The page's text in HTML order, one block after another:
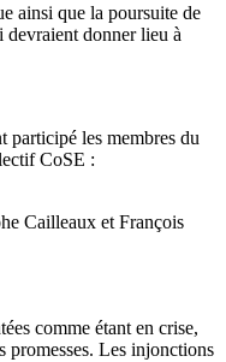
ainsi que la poursuite de
devraient donner lieu à
participé les membres du
CoSE :
Cailleaux et François
comme étant en crise,
promesses. Les injonctions